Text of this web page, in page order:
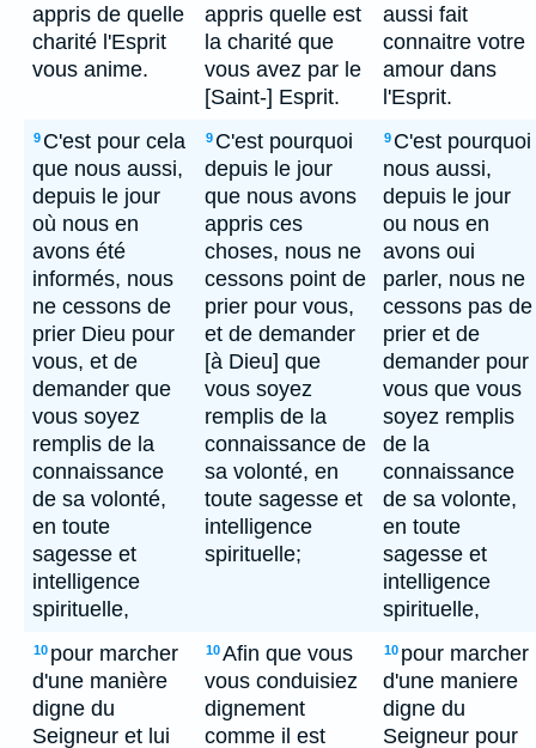
appris de quelle
charité l'Esprit
vous anime.
appris quelle est
la charité que
vous avez par le
[Saint-] Esprit.
aussi fait
connaitre votre
amour dans
l'Esprit.
9 C'est pour cela
que nous aussi,
depuis le jour
où nous en
avons été
informés, nous
ne cessons de
prier Dieu pour
vous, et de
demander que
vous soyez
remplis de la
connaissance
de sa volonté,
en toute
sagesse et
intelligence
spirituelle,
9 C'est pourquoi
depuis le jour
que nous avons
appris ces
choses, nous ne
cessons point de
prier pour vous,
et de demander
[à Dieu] que
vous soyez
remplis de la
connaissance de
sa volonté, en
toute sagesse et
intelligence
spirituelle;
9 C'est pourquoi
nous aussi,
depuis le jour
ou nous en
avons oui
parler, nous ne
cessons pas de
prier et de
demander pour
vous que vous
soyez remplis
de la
connaissance
de sa volonte,
en toute
sagesse et
intelligence
spirituelle,
10 pour marcher
d'une manière
digne du
Seigneur et lui
10Afin que vous
vous conduisiez
dignement
comme il est
10 pour marcher
d'une maniere
digne du
Seigneur pour